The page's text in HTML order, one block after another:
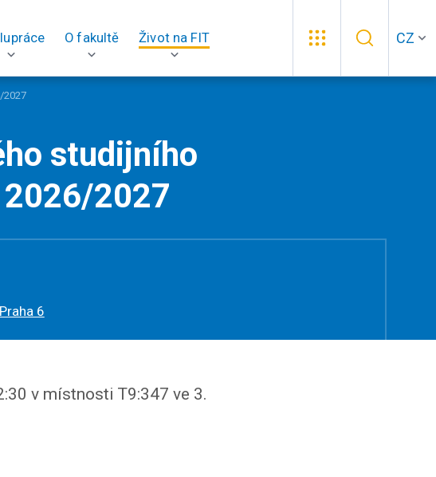
O fakultě Život na FIT CZ
2027
studijního
2027
6
v místnosti T9:347 ve 3.